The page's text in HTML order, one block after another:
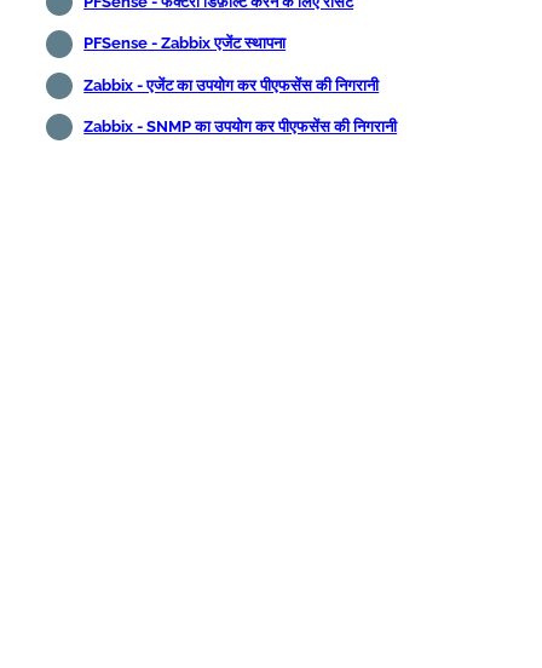
PFSense - Zabbix एजेंट स्थापना
Zabbix - एजेंट का उपयोग कर पीएफसेंस की निगरानी
Zabbix - SNMP का उपयोग कर पीएफसेंस की निगरानी